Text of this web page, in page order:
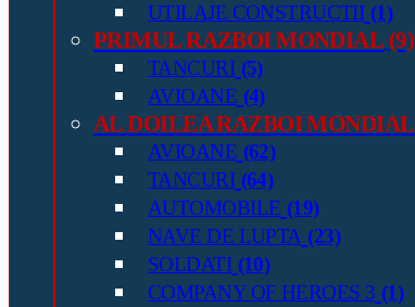
UTILAJE CONSTRUCTII (1)
PRIMUL RAZBOI MONDIAL (9)
TANCURI (5)
AVIOANE (4)
AL DOILEA RAZBOI MONDIAL
AVIOANE (62)
TANCURI (64)
AUTOMOBILE (19)
NAVE DE LUPTA (23)
SOLDATI (10)
COMPANY OF HEROES 3 (1)